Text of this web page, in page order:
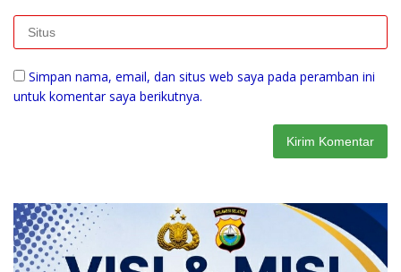
Simpan nama, email, dan situs web saya pada peramban ini
untuk komentar saya berikutnya.